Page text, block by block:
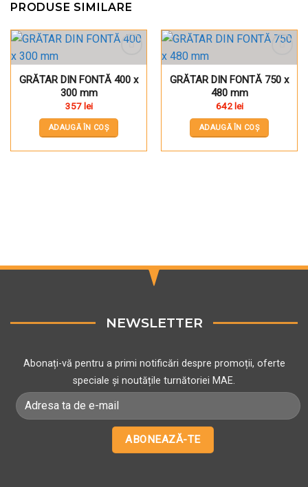
PRODUSE SIMILARE
GRĂTAR DIN FONTĂ 400 x
300 mm
357 lei
ADAUGĂ ÎN COȘ
GRĂTAR DIN FONTĂ 750 x
480 mm
642 lei
ADAUGĂ ÎN COȘ
NEWSLETTER
Abonați-vă pentru a primi notificări despre promoții, oferte
speciale și noutățile turnătoriei MAE.